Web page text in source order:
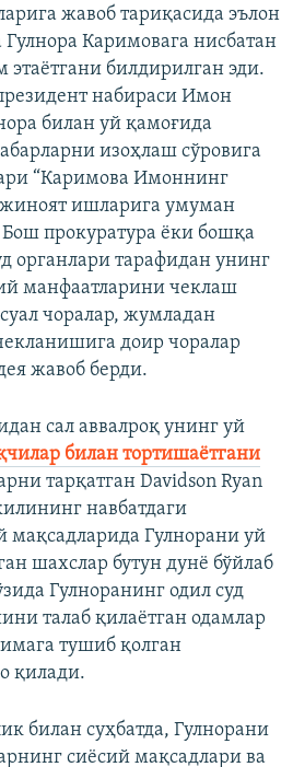
жавоб тариқасида эълон
Каримовага нисбатан
этаётгани билдирилган эди.
набираси Имон
билан уй қамоғида
изоҳлаш сўровига
“Каримова Имоннинг
жиноят ишларига умуман
прокуратура ёки бошқа
органлари тарафидан унинг
манфаатларини чеклаш
чоралар, жумладан
доир чоралар
жавоб берди.
сал аввалроқ унинг уй
билан тортишаётгани
тарқатган Davidson Ryan
навбатдаги
мақсадларида Гулнорани уй
шахслар бутун дунё бўйлаб
Гулноранинг одил суд
талаб қилаётган одамлар
тушиб қолган
қилади.
билан суҳбатда, Гулнорани
сиёсий мақсадлари ва